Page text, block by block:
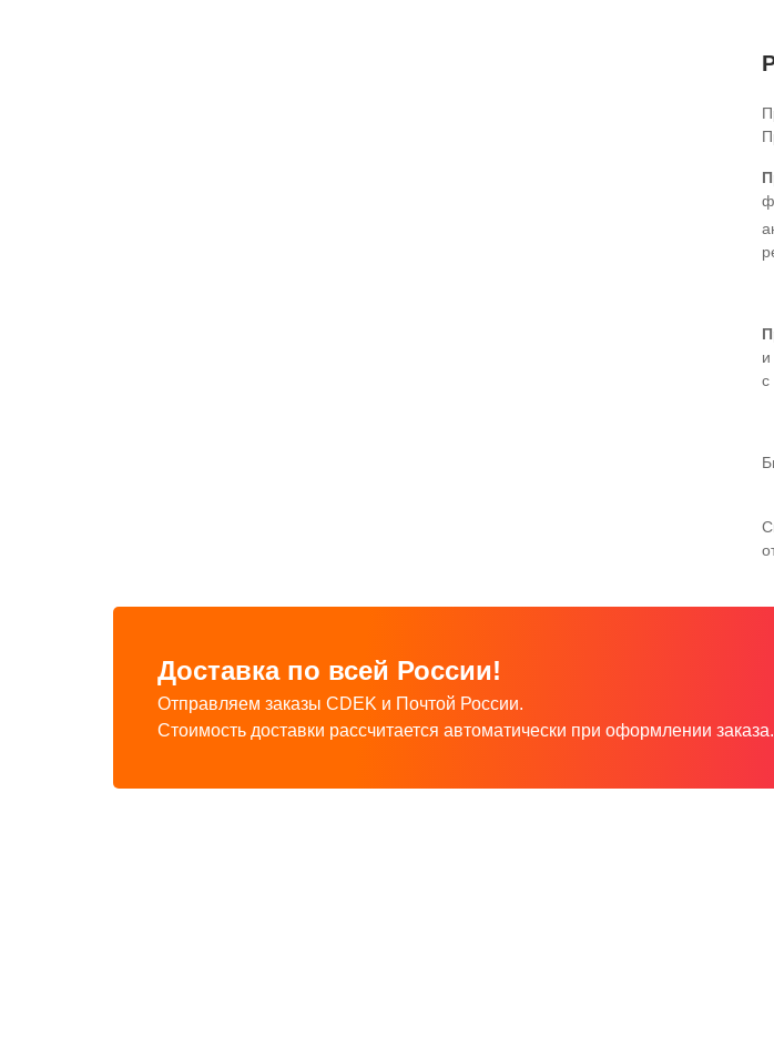
с
Доставка по всей России!
Отправляем заказы CDEK и Почтой России.
Стоимость доставки рассчитается автоматически при оформлении заказа.